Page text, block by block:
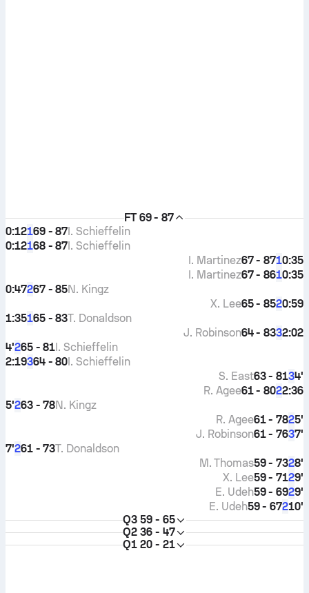
FT 69 - 87
0:12169 - 87I. Schieffelin
0:12168 - 87I. Schieffelin
0:35
1
67 - 87
I. Martinez
0:35
1
67 - 86
I. Martinez
0:47267 - 85N. Kingz
0:59
2
65 - 85
X. Lee
1:35165 - 83T. Donaldson
2:02
3
64 - 83
J. Robinson
4'265 - 81I. Schieffelin
2:19364 - 80I. Schieffelin
4'
3
63 - 81
S. East
2:36
2
61 - 80
R. Agee
5'263 - 78N. Kingz
5'
2
61 - 78
R. Agee
7'
3
61 - 76
J. Robinson
7'261 - 73T. Donaldson
8'
2
59 - 73
M. Thomas
9'
2
59 - 71
X. Lee
9'
2
59 - 69
E. Udeh
10'
2
59 - 67
E. Udeh
Q3 59 - 65
Q2 36 - 47
Q1 20 - 21